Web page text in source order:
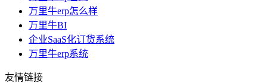
万里牛erp怎么样
万里牛BI
企业SaaS化订货系统
万里牛erp系统
友情链接